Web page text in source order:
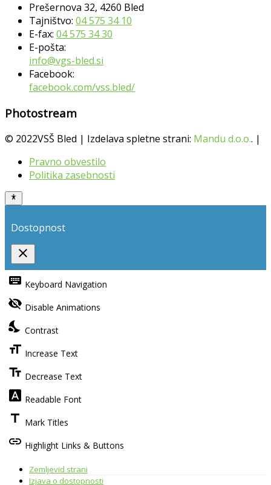
Prešernova 32, 4260 Bled
Tajništvo: 04 575 34 10
E-fax: 04 575 34 30
E-pošta:
info@vgs-bled.si
Facebook:
facebook.com/vss.bled/
Photostream
© 2022VSŠ Bled | Izdelava spletne strani: Mandu d.o.o.. |
Pravno obvestilo
Politika zasebnosti
Dostopnost
close
Toggle
visibility
Accessibility
keyboard Keyboard Navigation
visibility_off Disable Animations
nights_stay Contrast
format_size Increase Text
text_fields Decrease Text
font_download Readable Font
title Mark Titles
link Highlight Links & Buttons
Zemljevid strani
Izjava o dostopnosti